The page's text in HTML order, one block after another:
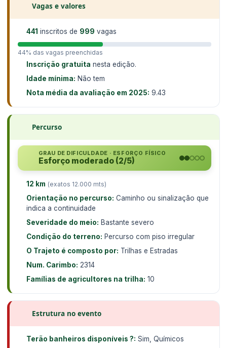
Vagas e valores
441 inscritos de 999 vagas
44% das vagas preenchidas
Inscrição gratuita nesta edição.
Idade mínima: Não tem
Nota média da avaliação em 2025: 9.43
Percurso
GRAU DE DIFICULDADE · ESFORÇO FÍSICO
Esforço moderado (2/5)
12 km (exatos 12.000 mts)
Orientação no percurso: Caminho ou sinalização que
indica a continuidade
Severidade do meio: Bastante severo
Condição do terreno: Percurso com piso irregular
O Trajeto é composto por: Trilhas e Estradas
Num. Carimbo: 2314
Famílias de agricultores na trilha: 10
Estrutura no evento
Terão banheiros disponíveis ?: Sim, Químicos